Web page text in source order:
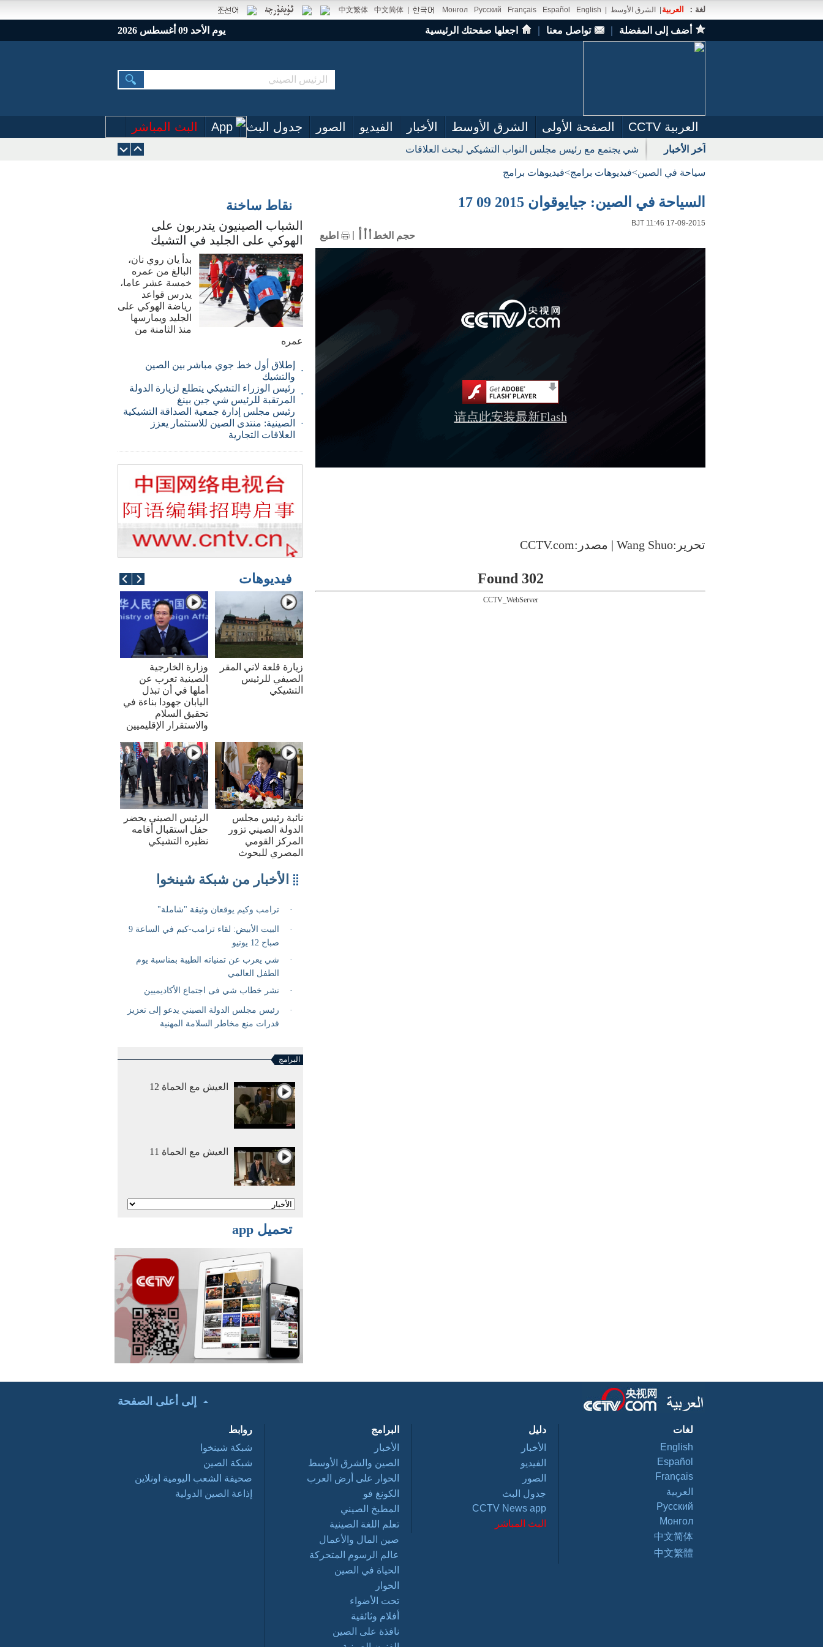
لغة： العربية الشرق الأوسط English
Español
Français
Русский
Монгол
中文简体
中文繁体
أضف إلى المفضلة تواصل معنا اجعلها صفحتك الرئيسية يوم الأحد 09 أغسطس 2026
العربية CCTV الصفحة الأولى الشرق الأوسط الأخبار الفيديو الصور جدول البث App البث المباشر
آخر الأخبار شي يجتمع مع رئيس مجلس النواب التشيكي لبحث العلاقات
سياحة في الصين>فيديوهات برامج>فيديوهات برامج
نقاط ساخنة
الشباب الصينيون يتدربون على
الهوكي على الجليد في التشيك
بدأ يان روي نان،
البالغ من عمره
خمسة عشر عاما،
يدرس قواعد
رياضة الهوكي على
الجليد ويمارسها
منذ الثامنة من
عمره
إطلاق أول خط جوي مباشر بين الصين
والتشيك
رئيس الوزراء التشيكي يتطلع لزيارة الدولة
المرتقبة للرئيس شي جين بينغ
رئيس مجلس إدارة جمعية الصداقة التشيكية
الصينية: منتدى الصين للاستثمار يعزز
العلاقات التجارية
فيديوهات
وزارة الخارجية
الصينية تعرب عن
أملها في أن تبذل
اليابان جهودا بناءة في
تحقيق السلام
والاستقرار الإقليميين
زيارة قلعة لاني المقر
الصيفي للرئيس
التشيكي
الرئيس الصيني يحضر
حفل استقبال أقامه
نظيره التشيكي
نائبة رئيس مجلس
الدولة الصيني تزور
المركز القومي
المصري للبحوث
البرامج
العيش مع الحماة 12
العيش مع الحماة 11
أنا وأمي نتزوج معا 1
أفلام وثائقية: عصر
الهجرة العظمي 2016
03 29
تحت الأضواء: التعاون
أفلام وثائقية: عبور
تحميل app
السياحة في الصين: جيايوقوان 2015 09 17
BJT 11:46 17-09-2015
اطبع حجم الخط
请点此安装最新Flash
تحرير:Wang Shuo | مصدر:CCTV.com
302 Found
CCTV_WebServer
إلى أعلى الصفحة
لغات
English
Español
Français
العربية
Pусский
Монгол
中文简体
中文繁體
دليل
الأخبار
الفيديو
الصور
جدول البث
CCTV News app
البث المباشر
البرامج
الأخبار
الصين والشرق الأوسط
الحوار على أرض العرب
الكونغ فو
المطبخ الصيني
تعلم اللغة الصينية
صين المال والأعمال
عالم الرسوم المتحركة
الحياة في الصين
الحوار
تحت الأضواء
أفلام وثائقية
نافذة على الصين
روابط
شبكة شينخوا
شبكة الصين
صحيفة الشعب اليومية اونلاين
إذاعة الصين الدولية